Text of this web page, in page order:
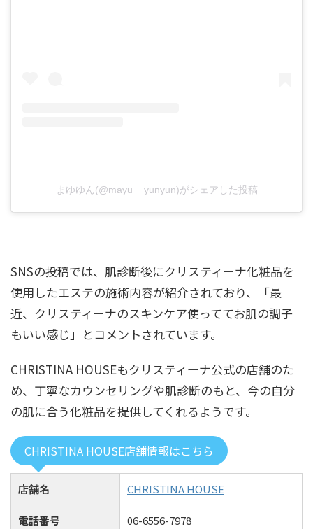
まゆゆん(@mayu__yunyun)がシェアした投稿
SNSの投稿では、肌診断後にクリスティーナ化粧品を
使用したエステの施術内容が紹介されており、「最
近、クリスティーナのスキンケア使っててお肌の調子
もいい感じ」とコメントされています。
CHRISTINA HOUSEもクリスティーナ公式の店舗のた
め、丁寧なカウンセリングや肌診断のもと、今の自分
の肌に合う化粧品を提供してくれるようです。
CHRISTINA HOUSE店舗情報はこちら
店舗名 CHRISTINA HOUSE
電話番号 06-6556-7978